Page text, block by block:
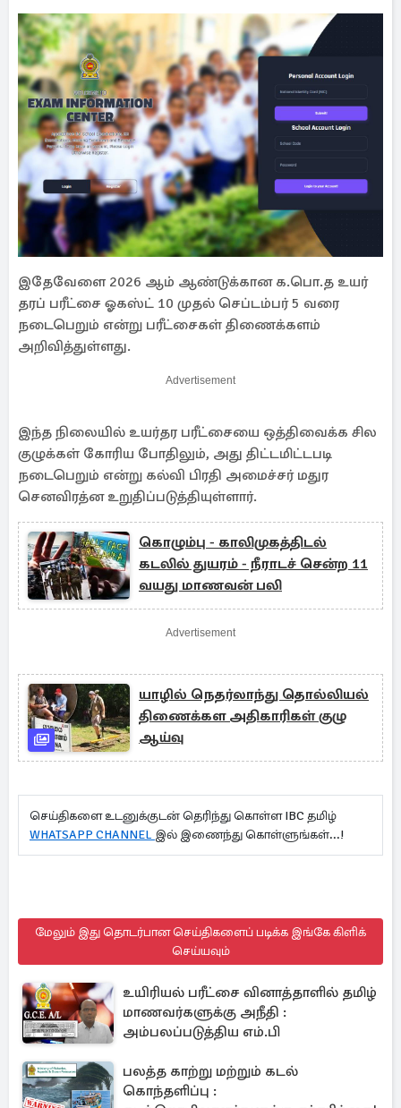
இதேவேளை 2026 ஆம் ஆண்டுக்கான க.பொ.த உயர்
தரப் பரீட்சை ஓகஸ்ட் 10 முதல் செப்டம்பர் 5 வரை
நடைபெறும் என்று பரீட்சைகள் திணைக்களம்
அறிவித்துள்ளது.
Advertisement
இந்த நிலையில் உயர்தர பரீட்சையை ஒத்திவைக்க சில
குழுக்கள் கோரிய போதிலும், அது திட்டமிட்டபடி
நடைபெறும் என்று கல்வி பிரதி அமைச்சர் மதுர
செனவிரத்ன உறுதிப்படுத்தியுள்ளார்.
கொழும்பு - காலிமுகத்திடல்
கடலில் துயரம் - நீராடச் சென்ற 11
வயது மாணவன் பலி
Advertisement
யாழில் நெதர்லாந்து தொல்லியல்
திணைக்கள அதிகாரிகள் குழு
ஆய்வு
செய்திகளை உடனுக்குடன் தெரிந்து கொள்ள IBC தமிழ்
WHATSAPP CHANNEL இல் இணைந்து கொள்ளுங்கள்...!
மேலும் இது தொடர்பான செய்திகளைப் படிக்க இங்கே கிளிக்
செய்யவும்
உயிரியல் பரீட்சை வினாத்தாளில் தமிழ்
மாணவர்களுக்கு அநீதி :
அம்பலப்படுத்திய எம்.பி
பலத்த காற்று மற்றும் கடல்
கொந்தளிப்பு :